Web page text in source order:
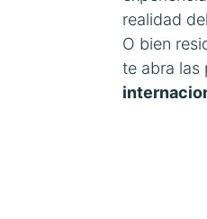
realidad
O bien
te abra las